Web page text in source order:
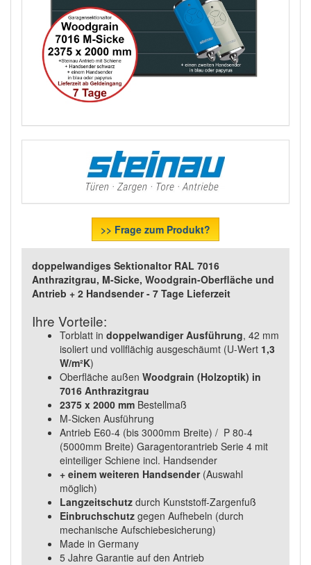
>> Frage zum Produkt?
doppelwandiges Sektionaltor RAL 7016
Anthrazitgrau, M-Sicke, Woodgrain-Oberfläche und
Antrieb + 2 Handsender - 7 Tage Lieferzeit
Ihre Vorteile:
Torblatt in doppelwandiger Ausführung, 42 mm
isoliert und vollflächig ausgeschäumt (U-Wert 1,3
W/m²K)
Oberfläche außen Woodgrain (Holzoptik) in
7016 Anthrazitgrau
2375 x 2000 mm Bestellmaß
M-Sicken Ausführung
Antrieb E60-4 (bis 3000mm Breite) / P 80-4
(5000mm Breite) Garagentorantrieb Serie 4 mit
einteiliger Schiene incl. Handsender
+ einem weiteren Handsender (Auswahl
möglich)
Langzeitschutz durch Kunststoff-Zargenfuß
Einbruchschutz gegen Aufhebeln (durch
mechanische Aufschiebesicherung)
Made in Germany
5 Jahre Garantie auf den Antrieb